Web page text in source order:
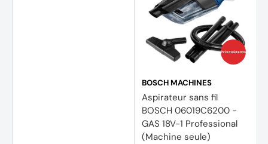
Prix coûtants
BOSCH MACHINES
Aspirateur sans fil
BOSCH 06019C6200 -
GAS 18V-1 Professional
(Machine seule)